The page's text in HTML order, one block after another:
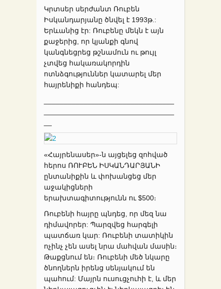
Կրտսեր սերժանտ Ռուբեն
Իսկանդարյանը ծնվել է 1993թ.:
Երևանից էր: Ռուբենը մեկն է այն
քաջերից, որ կյանքի գնով
կանգնեցրեց թշնամուն ու թույլ
չտվեց հակառակորդին
ոտնձգություններ կատարել մեր
հայրենիքի հանդեպ:
«Հայրենասեր»-ն այցելեց զոհված
հերոս ՌՈՒԲԵՆ ԻՍԿԱՆԴԱՐՅԱՆԻ
ընտանիքին և փոխանցեց մեր
աջակիցների
երախտագիտությունն ու $500։
Ռուբենի հայրը պնդեց, որ մեզ նա
դիմավորեր: Պարզվեց հարգելի
պատճառ կար: Ռուբենի տատիկին
ոչինչ չեն ասել նրա մահվան մասին։
Թաքցնում են։ Ռուբենի մեծ նկարը
ծնողներն իրենց սենյակում են
պահում: Մայրն ուսուցչուհի է, և մեր